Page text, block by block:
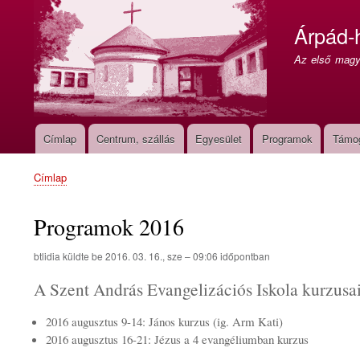
Az első
Címlap Centrum, szállás Egyesület Programok
Morzsa
Címlap
Programok 2016
btlidia küldte be 2016. 03. 16., sze – 09:06 időpontban
A Szent András Evangelizációs Iskola kurzusai
2016 augusztus 9-14: János kurzus (ig. Arm Kati)
2016 augusztus 16-21: Jézus a 4 evangéliumban kurzus